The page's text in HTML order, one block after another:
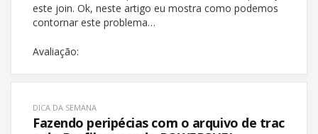
este join. Ok, neste artigo eu mostra como podemos
contornar este problema…
Avaliação:
DICA DA SEMANA
Fazendo peripécias com o arquivo de trac